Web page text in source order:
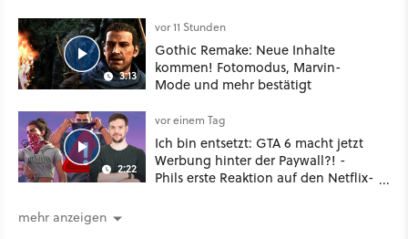
3:13
vor 11 Stunden
Gothic Remake: Neue Inhalte
kommen! Fotomodus, Marvin-
Mode und mehr bestätigt
2:22
vor einem Tag
Ich bin entsetzt: GTA 6 macht jetzt
Werbung hinter der Paywall?! -
Phils erste Reaktion auf den Netflix-
mehr anzeigen